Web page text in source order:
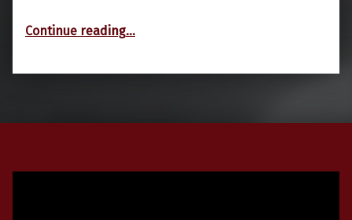
Continue reading…